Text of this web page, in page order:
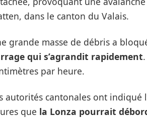
dans le canton du Valais.
grande masse de débris a
qui s’agrandit rapidement
par heure.
autorités cantonales ont indiqué
que la Lonza pourrait